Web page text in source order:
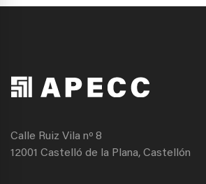
Calle Ruiz Vila nº 8
12001 Castelló de la Plana, Castellón